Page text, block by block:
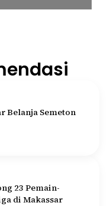
Belanja Semeton
23 Pemain-
di Makassar